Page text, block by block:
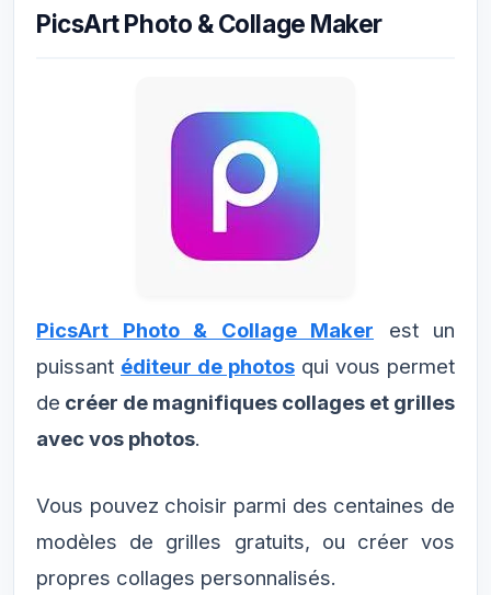
PicsArt Photo & Collage Maker
PicsArt Photo & Collage Maker est un
puissant éditeur de photos qui vous permet
de créer de magnifiques collages et grilles
avec vos photos.
Vous pouvez choisir parmi des centaines de
modèles de grilles gratuits, ou créer vos
propres collages personnalisés.